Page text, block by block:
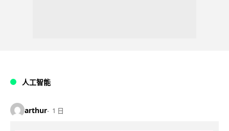
人工智能
arthur 1 日